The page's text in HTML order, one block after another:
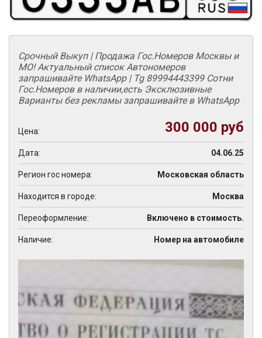
Срочный Выкуп | Продажа Гос.Номеров Москвы и
МО! Актуальный список Автономеров
запрашивайте WhatsApp | Tg 89994443399 Сотни
Гос.Номеров в наличии,есть Эксклюзивные
Варианты без рекламы запрашивайте в WhatsApp
Цена: 300 000 руб
Дата: 04.06.25
Регион гос номера: Московская область
Находится в городе: Москва
Переоформление: Включено в стоимость.
Наличие: Номер на автомобиле